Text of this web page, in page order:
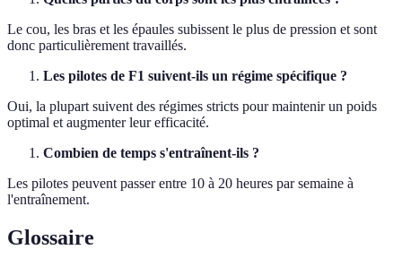
Le cou, les bras et les épaules subissent le plus de pression et sont
donc particulièrement travaillés.
Les pilotes de F1 suivent-ils un régime spécifique ?
Oui, la plupart suivent des régimes stricts pour maintenir un poids
optimal et augmenter leur efficacité.
Combien de temps s'entraînent-ils ?
Les pilotes peuvent passer entre 10 à 20 heures par semaine à
l'entraînement.
Glossaire